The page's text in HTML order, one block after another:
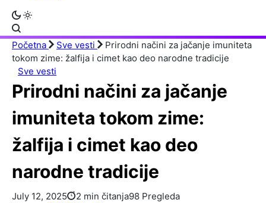
Početna Sve vesti
Prirodni načini za jačanje imuniteta
tokom zime: žalfija i cimet kao deo narodne tradicije
Sve vesti
Prirodni načini za jačanje
imuniteta tokom zime:
žalfija i cimet kao deo
narodne tradicije
July 12, 2025 2 min čitanja98 Pregleda